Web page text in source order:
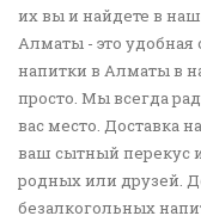
их вы и найдете в
Алматы - это удобная
напитки в Алматы в
просто. Мы всегда
вас место. Доставка
ваш сытный перекус
родных или друзей.
безалкогольных